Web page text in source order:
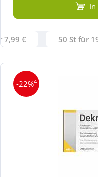
7,99 € 50 St für
-22%4